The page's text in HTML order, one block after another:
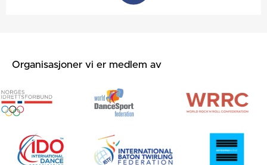
Organisasjoner vi er medlem av